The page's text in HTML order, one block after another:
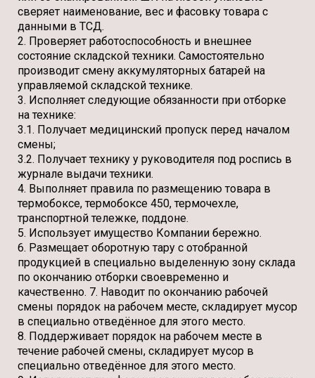
сверяет наименование, вес и фасовку товара с
данными в ТСД.
2. Проверяет работоспособность и внешнее
состояние складской техники. Самостоятельно
производит смену аккумуляторных батарей на
управляемой складской технике.
3. Исполняет следующие обязанности при отборке
на технике:
3.1. Получает медицинский пропуск перед началом
смены;
3.2. Получает технику у руководителя под роспись в
журнале выдачи техники.
4. Выполняет правила по размещению товара в
термобоксе, термобоксе 450, термочехле,
транспортной тележке, поддоне.
5. Использует имущество Компании бережно.
6. Размещает оборотную тару с отобранной
продукцией в специально выделенную зону склада
по окончанию отборки своевременно и
качественно. 7. Наводит по окончанию рабочей
смены порядок на рабочем месте, складирует мусор
в специально отведённое для этого место.
8. Поддерживает порядок на рабочем месте в
течение рабочей смены, складирует мусор в
специально отведённое для этого место.